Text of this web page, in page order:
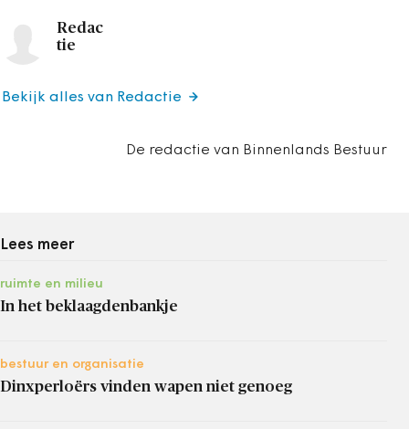
Redac
tie
De redactie van Binnenlands Bestuur
Bekijk alles van Redactie
Lees meer
ruimte en milieu
In het beklaagdenbankje
bestuur en organisatie
Dinxperloërs vinden wapen niet genoeg